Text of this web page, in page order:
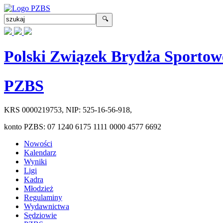
Polski Związek Brydża
PZBS
KRS 0000219753, NIP: 525-16-56-918,
konto PZBS: 07 1240 6175 1111 0000 4577 6692
Nowości
Kalendarz
Wyniki
Ligi
Kadra
Młodzież
Regulaminy
Wydawnictwa
Sędziowie